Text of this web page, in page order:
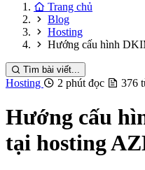
Trang chủ
Blog
Hosting
Hướng cấu hình
Tìm bài viết...
Hosting 2 phút đọc 376
Hướng cấu
tại hosting